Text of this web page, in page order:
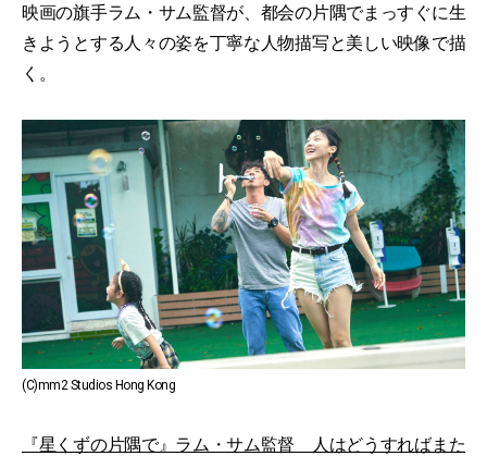
映画の旗手ラム・サム監督が、都会の片隅でまっすぐに生
きようとする人々の姿を丁寧な人物描写と美しい映像で描
く。
(C)mm2 Studios Hong Kong
『星くずの片隅で』ラム・サム監督 人はどうすればまた